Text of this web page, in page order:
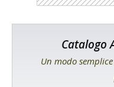
Catalogo
Un modo